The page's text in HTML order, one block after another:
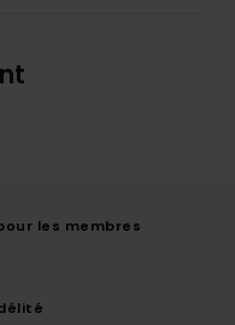
les membres